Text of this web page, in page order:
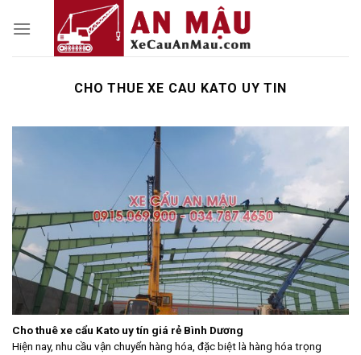
CHO THUE XE CAU KATO UY TIN
Cho thuê xe cẩu Kato uy tín giá rẻ Bình Dương
Hiện nay, nhu cầu vận chuyển hàng hóa, đặc biệt là hàng hóa trọng